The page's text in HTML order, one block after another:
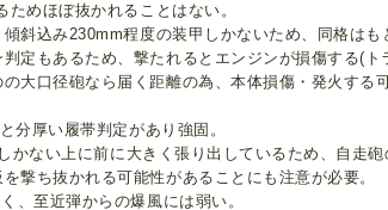
めほぼ抜かれることはない。
斜込み230mm程度の装甲しかないため、同格はも
定もあるため、撃たれるとエンジンが損傷する(
大口径砲なら届く距離の為、本体損傷・発火す
分厚い履帯判定があり強固。
かない上に前に大きく張り出しているため、自走
撃ち抜かれる可能性があることにも注意が必要。
、至近弾からの爆風には弱い。